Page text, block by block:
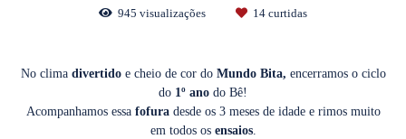
945 visualizações 14 curtidas
No climadivertido e cheio de cor do Mundo Bita, encerramos o ciclo
do 1º ano do Bê!
Acompanhamos essa fofuradesde os 3 meses de idade e rimos muito
em todos os ensaios.